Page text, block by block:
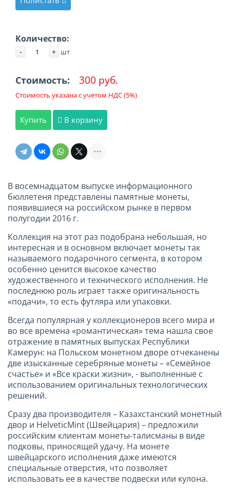
Количество:
- + шт
Стоимость: 300 руб.
Стоимость указана с учетом НДС (5%)
Купить В корзину
В восемнадцатом выпуске информационного
бюллетеня представлены памятные монеты,
появившиеся на российском рынке в первом
полугодии 2016 г.
Коллекция на этот раз подобрана небольшая, но
интересная и в основном включает монеты так
называемого подарочного сегмента, в котором
особенно ценится высокое качество
художественного и технического исполнения. Не
последнюю роль играет также оригинальность
«подачи», то есть футляра или упаковки.
Всегда популярная у коллекционеров всего мира и
во все времена «романтическая» тема нашла свое
отражение в памятных выпусках Республики
Камерун: на Польском монетном дворе отчеканены
две изысканные серебряные монеты – «Семейное
счастье» и «Все краски жизни», - выполненные с
использованием оригинальных технологических
решений.
Сразу два производителя – Казахстанский монетный
двор и HelveticMint (Швейцария) – предложили
российским клиентам монеты-талисманы в виде
подковы, приносящей удачу. На монете
швейцарского исполнения даже имеются
специальные отверстия, что позволяет
использовать ее в качестве подвески или кулона.